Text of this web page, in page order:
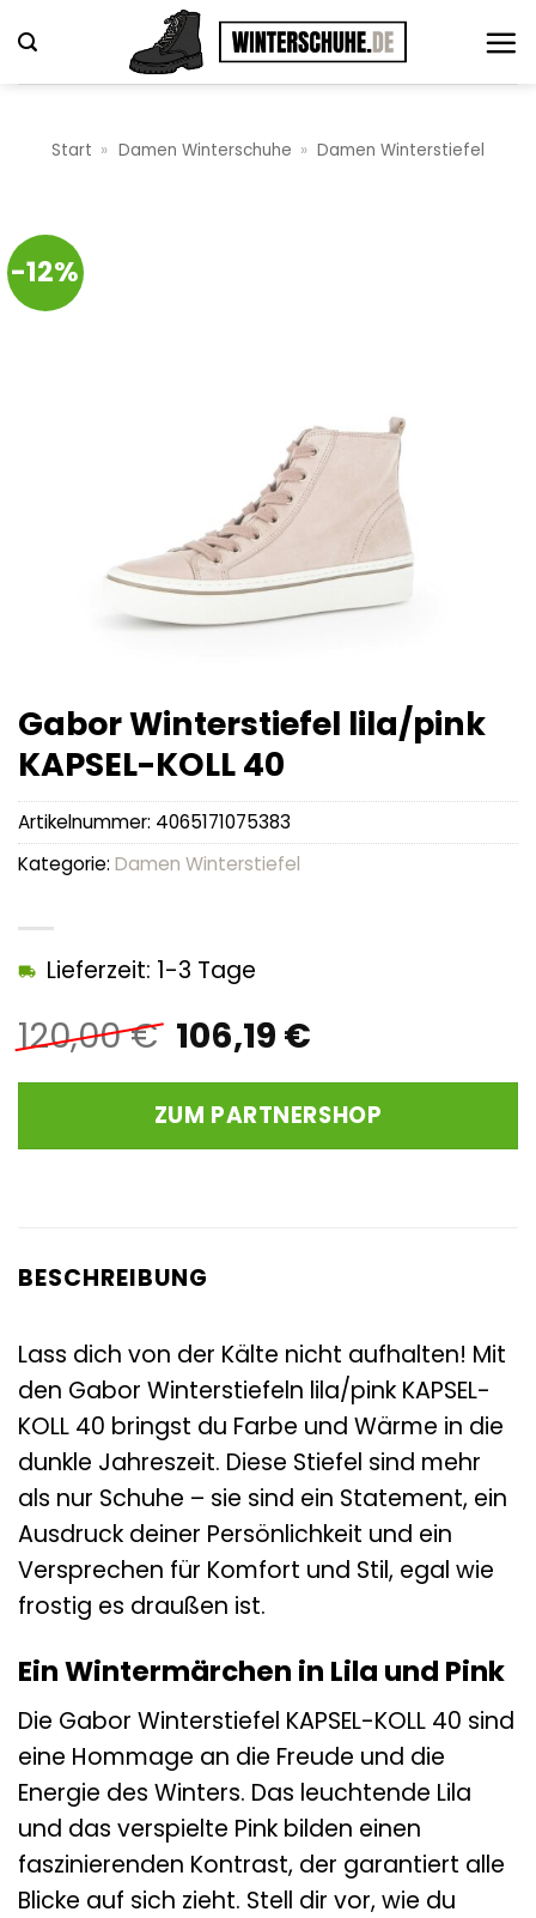
Inhalt
springen
Start » Damen Winterschuhe » Damen Winterstiefel
-12%
Gabor Winterstiefel lila/pink
KAPSEL-KOLL 40
120,00€ Ursprünglicher
Preis
war:
120,00 €
106,19 €Aktueller
ist:
106,19 €.
Lieferzeit: 1-3 Tage
ZUM PARTNERSHOP
Artikelnummer: 4065171075383
Kategorie: Damen Winterstiefel
BESCHREIBUNG
Lass dich von der Kälte nicht aufhalten! Mit
den Gabor Winterstiefeln lila/pink KAPSEL-
KOLL 40 bringst du Farbe und Wärme in die
dunkle Jahreszeit. Diese Stiefel sind mehr
als nur Schuhe – sie sind ein Statement, ein
Ausdruck deiner Persönlichkeit und ein
Versprechen für Komfort und Stil, egal wie
frostig es draußen ist.
Ein Wintermärchen in Lila und Pink
Die Gabor Winterstiefel KAPSEL-KOLL 40 sind
eine Hommage an die Freude und die
Energie des Winters. Das leuchtende Lila
und das verspielte Pink bilden einen
faszinierenden Kontrast, der garantiert alle
Blicke auf sich zieht. Stell dir vor, wie du